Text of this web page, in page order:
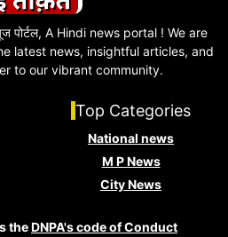
पोर्टल, A Hindi news portal ! We are
latest news, insightful articles, and
to our vibrant community.
Top Categories
National news
M P News
City News
theDNPA's code of Conduct